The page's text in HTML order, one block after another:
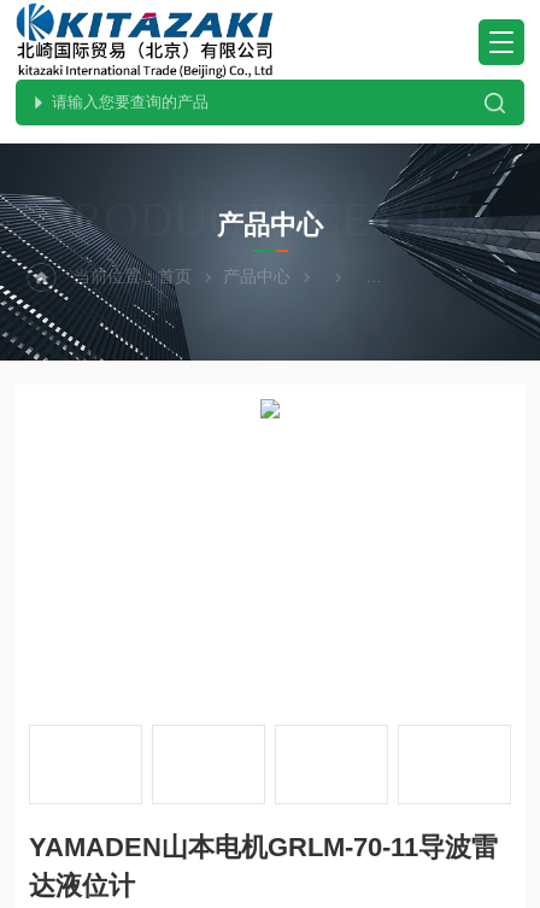
PRODUCTS CENTER
产品中心
当前位置：首页 产品中心 YAMADEN山本电机
YAMADEN山本电机GRLM-70-11导波雷
达液位计